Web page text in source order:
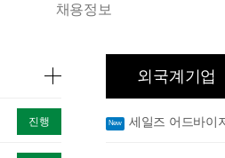
채용정보
진행
외국계기업
New 세일즈 어드바이